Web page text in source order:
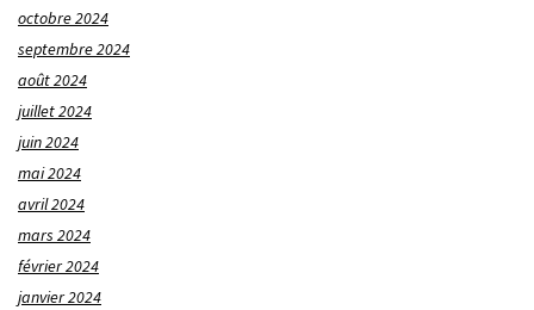
octobre 2024
septembre 2024
août 2024
juillet 2024
juin 2024
mai 2024
avril 2024
mars 2024
février 2024
janvier 2024